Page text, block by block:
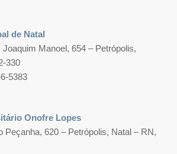
de Natal
Manoel, 654 – Petrópolis,
330
5383
Onofre Lopes
Peçanha, 620 – Petrópolis, Natal – RN,